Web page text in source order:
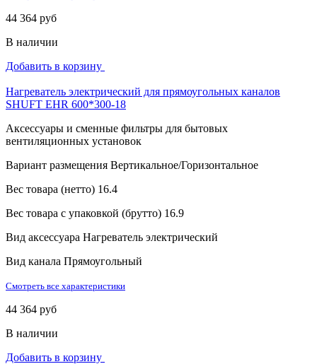
44 364 руб
В наличии
Добавить в корзину
Нагреватель электрический для прямоугольных каналов
SHUFT EHR 600*300-18
Аксессуары и сменные фильтры для бытовых
вентиляционных установок
Вариант размещения Вертикальное/Горизонтальное
Вес товара (нетто) 16.4
Вес товара с упаковкой (брутто) 16.9
Вид аксессуара Нагреватель электрический
Вид канала Прямоугольный
Смотреть все характеристики
44 364 руб
В наличии
Добавить в корзину